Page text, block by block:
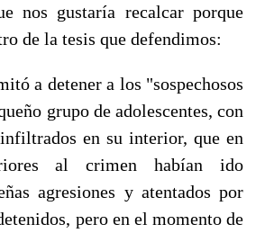
nos gustaría recalcar porque
de la tesis que defendimos:
a detener a los "sospechosos
grupo de adolescentes, con
en su interior, que en
al crimen habían ido
agresiones y atentados por
pero en el momento de